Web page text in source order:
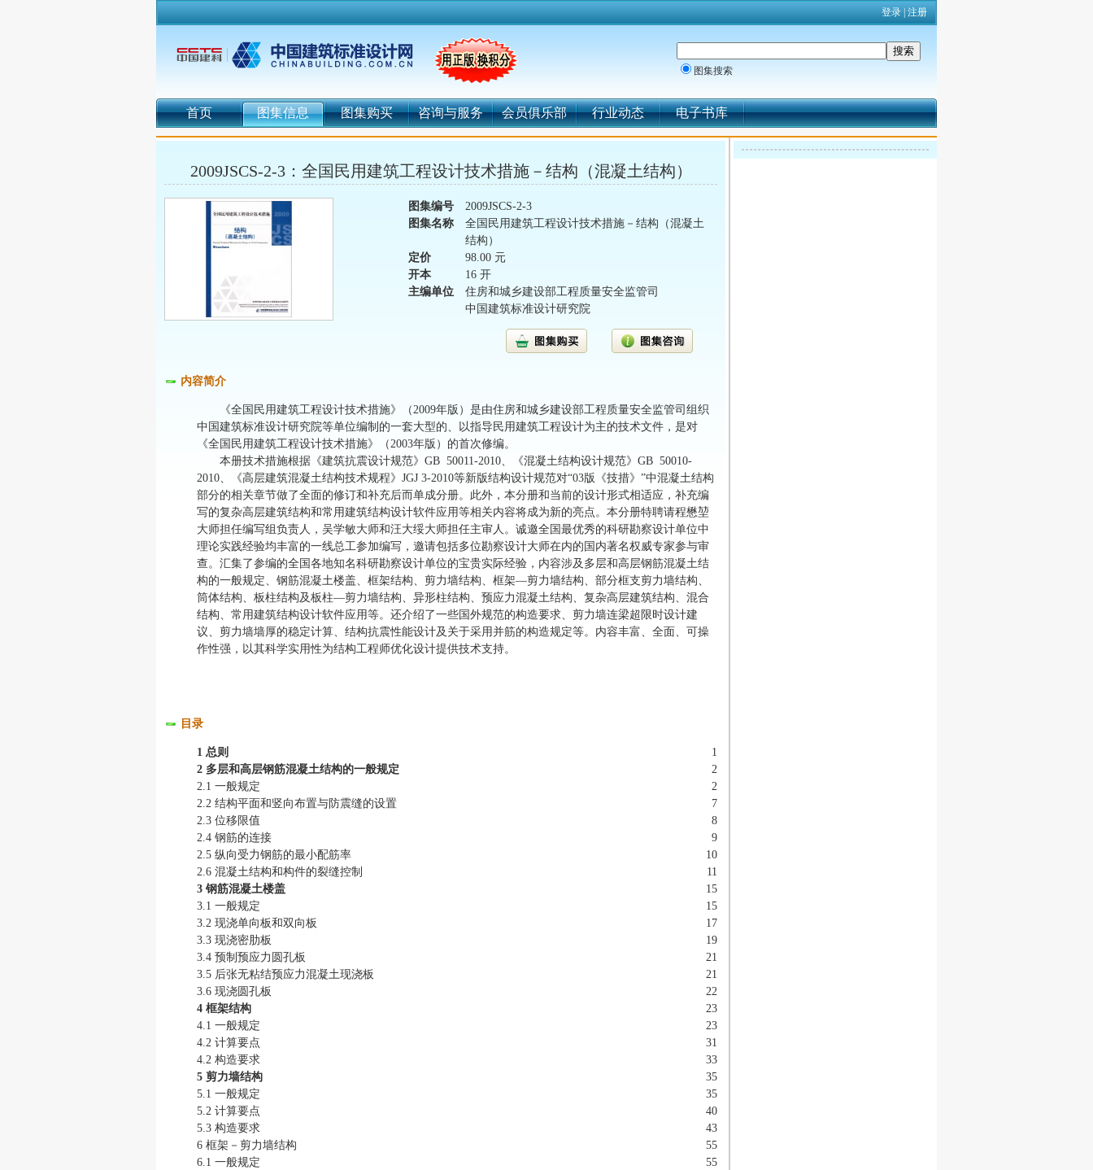
登录 注册
图集搜索
首页 图集信息 图集购买 咨询与服务 会员俱乐部 行业动态 电子书库
2009JSCS-2-3：全国民用建筑工程设计技术措施－结构（混凝土结构）
图集编号
2009JSCS-2-3
图集名称
全国民用建筑工程设计技术措施－结构（混凝土
结构）
定价
98.00 元
开本
16 开
主编单位
住房和城乡建设部工程质量安全监管司
中国建筑标准设计研究院
内容简介
《全国民用建筑工程设计技术措施》（2009年版）是由住房和城乡建设部工程质量安全监管司组织
中国建筑标准设计研究院等单位编制的一套大型的、以指导民用建筑工程设计为主的技术文件，是对
《全国民用建筑工程设计技术措施》（2003年版）的首次修编。
本册技术措施根据《建筑抗震设计规范》GB 50011-2010、《混凝土结构设计规范》GB 50010-
2010、《高层建筑混凝土结构技术规程》JGJ 3-2010等新版结构设计规范对“03版《技措》”中混凝土结构
部分的相关章节做了全面的修订和补充后而单成分册。此外，本分册和当前的设计形式相适应，补充编
写的复杂高层建筑结构和常用建筑结构设计软件应用等相关内容将成为新的亮点。本分册特聘请程懋堃
大师担任编写组负责人，吴学敏大师和汪大绥大师担任主审人。诚邀全国最优秀的科研勘察设计单位中
理论实践经验均丰富的一线总工参加编写，邀请包括多位勘察设计大师在内的国内著名权威专家参与审
查。汇集了参编的全国各地知名科研勘察设计单位的宝贵实际经验，内容涉及多层和高层钢筋混凝土结
构的一般规定、钢筋混凝土楼盖、框架结构、剪力墙结构、框架—剪力墙结构、部分框支剪力墙结构、
筒体结构、板柱结构及板柱—剪力墙结构、异形柱结构、预应力混凝土结构、复杂高层建筑结构、混合
结构、常用建筑结构设计软件应用等。还介绍了一些国外规范的构造要求、剪力墙连梁超限时设计建
议、剪力墙墙厚的稳定计算、结构抗震性能设计及关于采用并筋的构造规定等。内容丰富、全面、可操
作性强，以其科学实用性为结构工程师优化设计提供技术支持。
目录
1 总则
1
2 多层和高层钢筋混凝土结构的一般规定
2
2.1 一般规定
2
2.2 结构平面和竖向布置与防震缝的设置
7
2.3 位移限值
8
2.4 钢筋的连接
9
2.5 纵向受力钢筋的最小配筋率
10
2.6 混凝土结构和构件的裂缝控制
11
3 钢筋混凝土楼盖
15
3.1 一般规定
15
3.2 现浇单向板和双向板
17
3.3 现浇密肋板
19
3.4 预制预应力圆孔板
21
3.5 后张无粘结预应力混凝土现浇板
21
3.6 现浇圆孔板
22
4 框架结构
23
4.1 一般规定
23
4.2 计算要点
31
4.2 构造要求
33
5 剪力墙结构
35
5.1 一般规定
35
5.2 计算要点
40
5.3 构造要求
43
6 框架－剪力墙结构
55
6.1 一般规定
55